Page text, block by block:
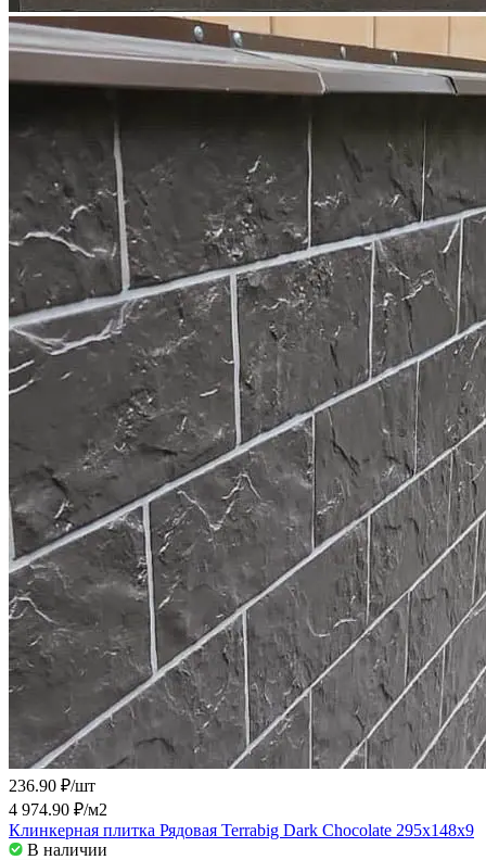
236.90 ₽/шт
4 974.90 ₽/м2
Клинкерная плитка Рядовая Terrabig Dark Chocolate 295х148х9
В наличии